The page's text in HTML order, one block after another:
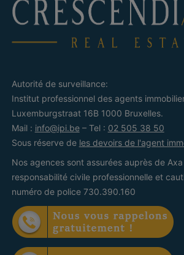
Autorité de surveillance:
Institut professionnel des agents
Luxemburgstraat 16B 1000 Bruxelles.
Mail : info@ipi.be– Tel : 02 505 38 50
Sous réserve de les devoirs de l'agent
Nos agences sont assurées auprès de
responsabilité civile professionnelle et
numéro de police 730.390.160